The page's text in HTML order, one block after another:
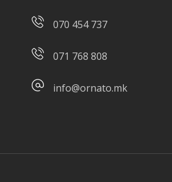
070 454 737
071 768 808
info@ornato.mk